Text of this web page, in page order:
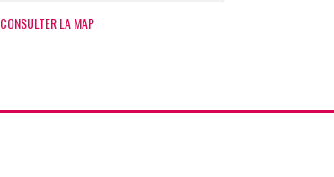
CONSULTER LA MAP